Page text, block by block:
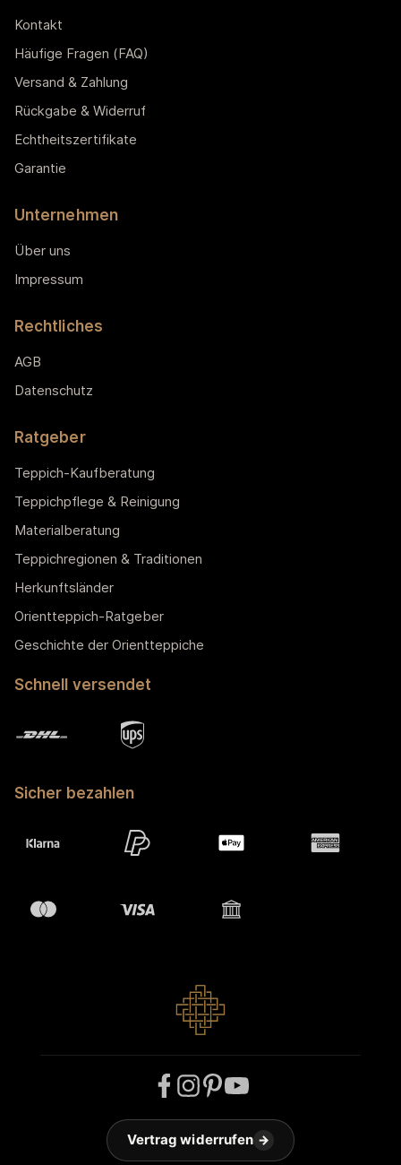
Kontakt
Häufige Fragen (FAQ)
Versand & Zahlung
Rückgabe & Widerruf
Echtheitszertifikate
Garantie
Unternehmen
Über uns
Impressum
Rechtliches
AGB
Datenschutz
Ratgeber
Teppich-Kaufberatung
Teppichpflege & Reinigung
Materialberatung
Teppichregionen & Traditionen
Herkunftsländer
Orientteppich-Ratgeber
Geschichte der Orientteppiche
Schnell versendet
Sicher bezahlen
Vertrag widerrufen →